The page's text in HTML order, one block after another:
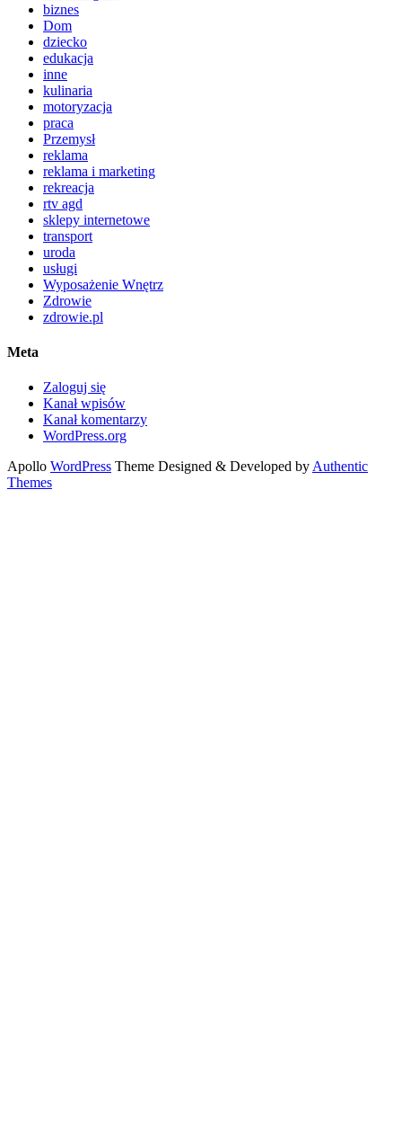
biznes
Dom
dziecko
edukacja
inne
kulinaria
motoryzacja
praca
Przemysł
reklama
reklama i marketing
rekreacja
rtv agd
sklepy internetowe
transport
uroda
usługi
Wyposażenie Wnętrz
Zdrowie
zdrowie.pl
Meta
Zaloguj się
Kanał wpisów
Kanał komentarzy
WordPress.org
Apollo WordPress Theme Designed & Developed byAuthentic
Themes